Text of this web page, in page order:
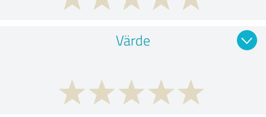
Värde